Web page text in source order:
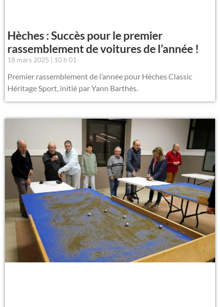
Hèches : Succès pour le premier
rassemblement de voitures de l’année !
18 mars 2025 10 h 01
Premier rassemblement de l’année pour Hèches Classic
Héritage Sport, initié par Yann Barthès.